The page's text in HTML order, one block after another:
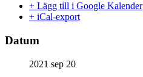
+ Lägg till i Google Kalender
+ iCal-export
Datum
2021 sep 20